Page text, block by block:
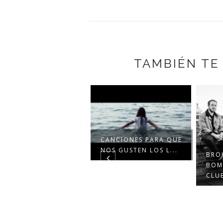
TAMBIÉN TE
CANCIONES PARA QUE
NOS GUSTEN LOS L...